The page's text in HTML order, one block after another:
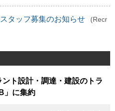
タッフ募集のお知らせ
(Recr
ント設計・調達・建設のトラ
」に集約